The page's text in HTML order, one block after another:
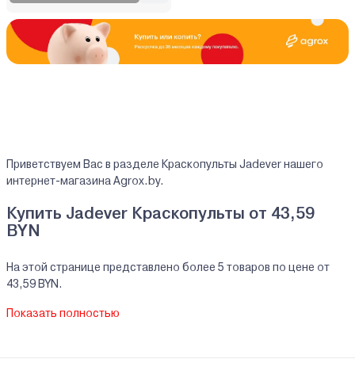
Приветствуем Вас в разделе Краскопульты Jadever нашего
интернет-магазина Agrox.by.
Купить Jadever Краскопульты от 43,59
BYN
На этой странице представлено более 5 товаров по цене от
43,59 BYN.
предоставляем официальную гарантию.
Показать полностью